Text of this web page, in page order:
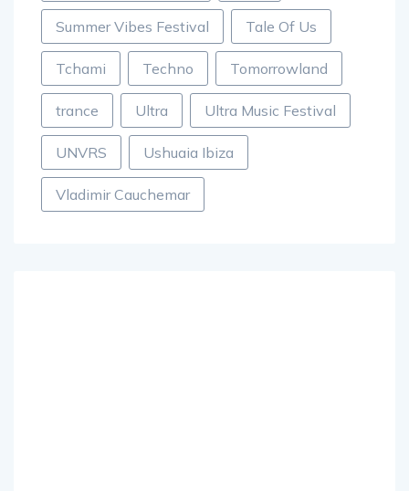
Summer Vibes Festival Tale Of Us
Tchami Techno Tomorrowland
trance Ultra Ultra Music Festival
UNVRS Ushuaia Ibiza
Vladimir Cauchemar